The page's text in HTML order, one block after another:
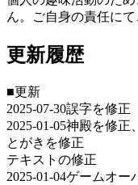
ん。ご自身の責任にて
更新履歴
■更新
2025-07-30誤字を修正
2025-01-05神殿を修
とがきを修正
テキストの修正
2025-01-04ゲームオ